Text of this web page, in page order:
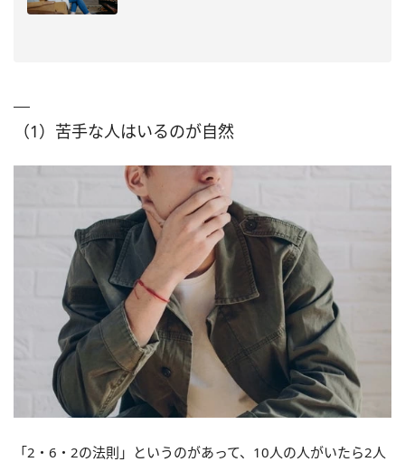
（1）苦手な人はいるのが自然
「2・6・2の法則」というのがあって、10人の人がいたら2人